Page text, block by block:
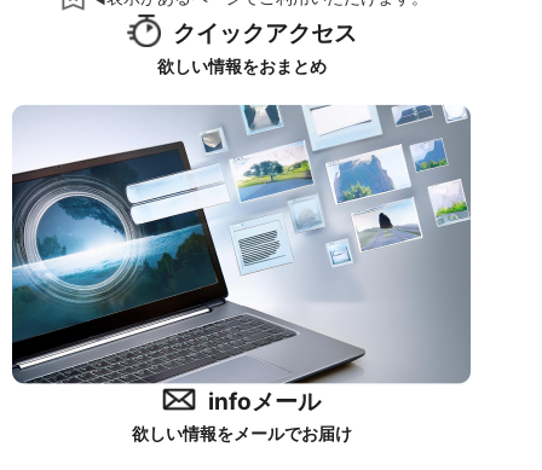
クイックアクセス
欲しい情報をおまとめ
infoメール
欲しい情報をメールでお届け